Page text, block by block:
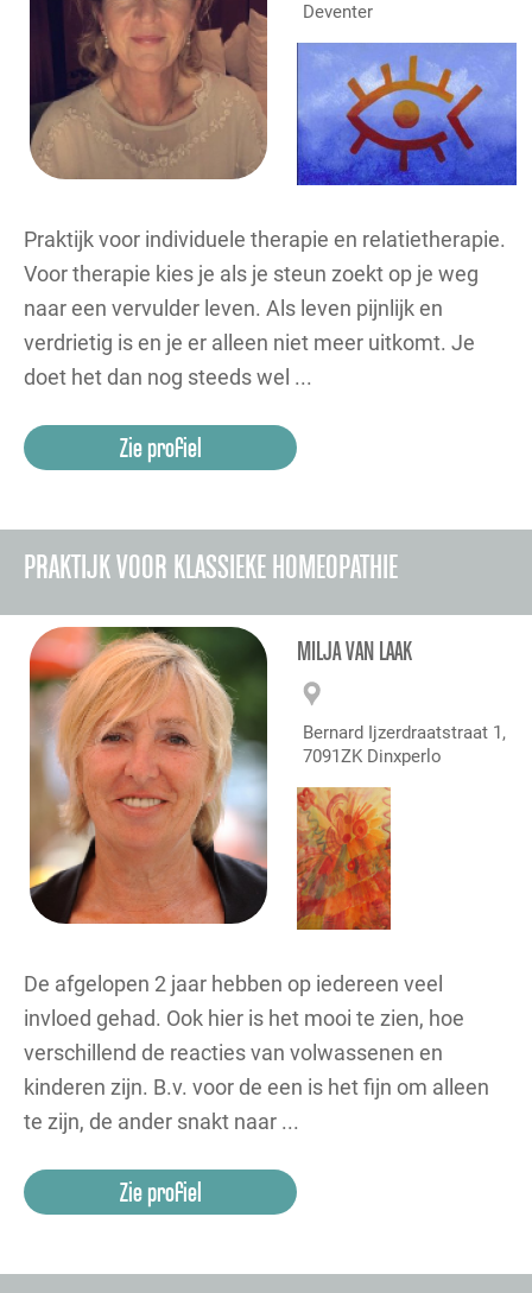
Deventer
Praktijk voor individuele therapie en relatietherapie.
Voor therapie kies je als je steun zoekt op je weg
naar een vervulder leven. Als leven pijnlijk en
verdrietig is en je er alleen niet meer uitkomt. Je
doet het dan nog steeds wel ...
Zie profiel
PRAKTIJK VOOR KLASSIEKE HOMEOPATHIE
MILJA VAN LAAK
Bernard Ijzerdraatstraat 1,
7091ZK Dinxperlo
De afgelopen 2 jaar hebben op iedereen veel
invloed gehad. Ook hier is het mooi te zien, hoe
verschillend de reacties van volwassenen en
kinderen zijn. B.v. voor de een is het fijn om alleen
te zijn, de ander snakt naar ...
Zie profiel